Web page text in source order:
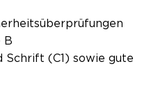
B
Schrift (C1) sowie gute